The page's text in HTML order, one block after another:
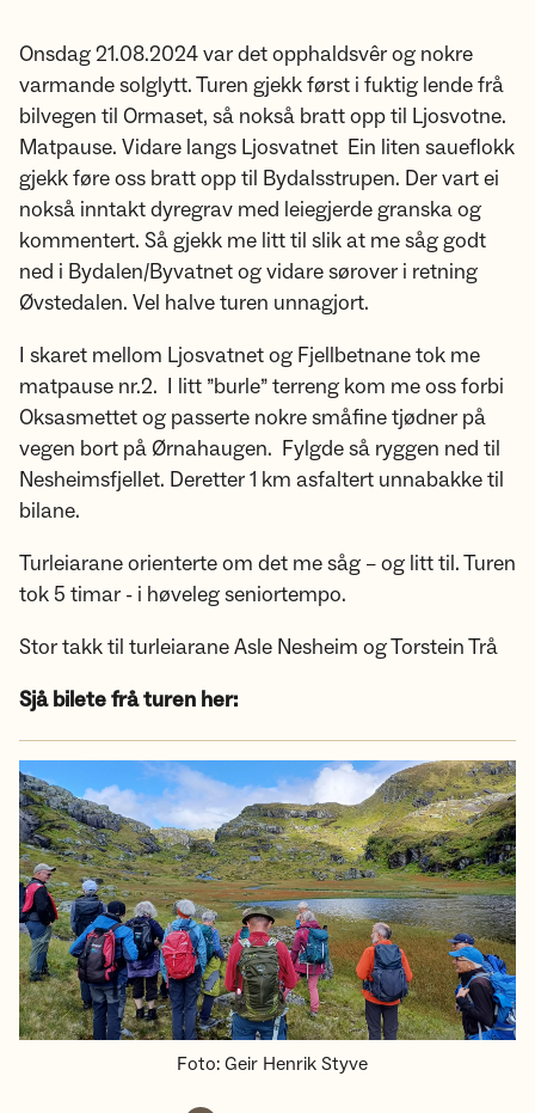
Onsdag 21.08.2024 var det opphaldsvêr og nokre
varmande solglytt. Turen gjekk først i fuktig lende frå
bilvegen til Ormaset, så nokså bratt opp til Ljosvotne.
Matpause. Vidare langs Ljosvatnet Ein liten saueflokk
gjekk føre oss bratt opp til Bydalsstrupen. Der vart ei
nokså inntakt dyregrav med leiegjerde granska og
kommentert. Så gjekk me litt til slik at me såg godt
ned i Bydalen/Byvatnet og vidare sørover i retning
Øvstedalen. Vel halve turen unnagjort.
I skaret mellom Ljosvatnet og Fjellbetnane tok me
matpause nr.2. I litt ”burle” terreng kom me oss forbi
Oksasmettet og passerte nokre småfine tjødner på
vegen bort på Ørnahaugen. Fylgde så ryggen ned til
Nesheimsfjellet. Deretter 1 km asfaltert unnabakke til
bilane.
Turleiarane orienterte om det me såg – og litt til. Turen
tok 5 timar - i høveleg seniortempo.
Stor takk til turleiarane Asle Nesheim og Torstein Trå
Sjå bilete frå turen her:
Foto: Geir Henrik Styve